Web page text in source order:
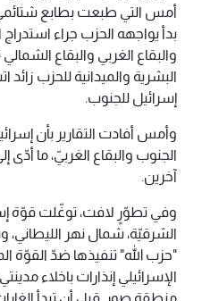
أمس التي طبعت بطابع
بدأ يواجهه الحزب جراء
والبقاع الغربي والبقاع
البشرية والميدانية للحزب
إسرائيل للجنوب.
آخرين.
وفي تطوّرٍ لافت، توغّلت قوّة
الشرقيّة، شمال نهر
"حزب الله" تنفيذها ضدّ القوّة
الإسرائيلي إنذارات باخلاء
منطقة صور قبل أن تبدأ